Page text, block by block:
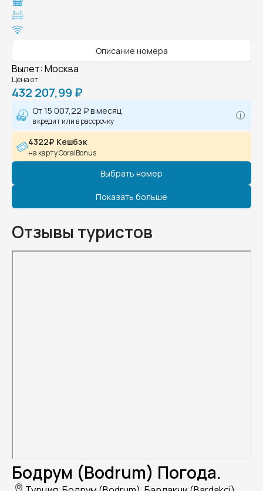
Описание номера
Вылет: Москва
Цена от
432 207,99 ₽
От15 007,22 ₽в месяц
в кредит или в рассрочку
4322₽ Кешбэк
на карту CoralBonus
Выбрать номер
Показать больше
Отзывы туристов
Бодрум (Bodrum) Погода.